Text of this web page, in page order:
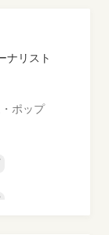
ナリスト
ポップ